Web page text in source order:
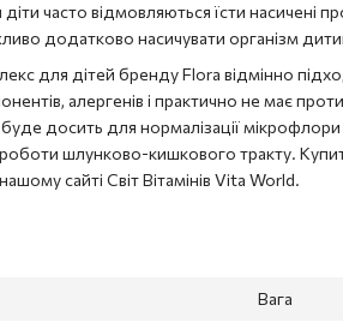
часто відмовляються їсти насичені
додатково насичувати організм
для дітей бренду Flora відмінно
алергенів і практично не має
досить для нормалізації мікрофлори
шлунково-кишкового тракту.
сайті Світ Вітамінів Vita World.
Вага